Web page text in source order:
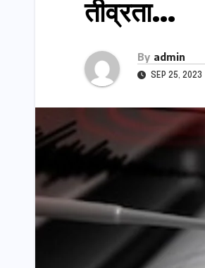
तीव्रता…
By admin
SEP 25, 2023